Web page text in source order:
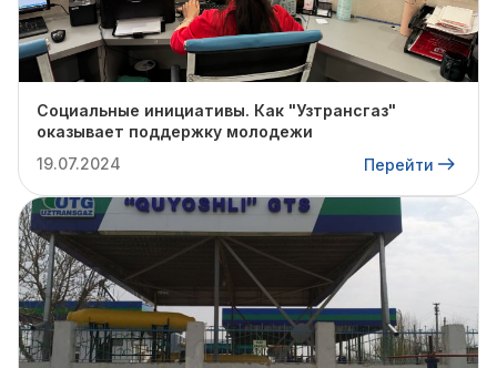
Социальные инициативы. Как "Узтрансгаз"
оказывает поддержку молодежи
19.07.2024
Перейти